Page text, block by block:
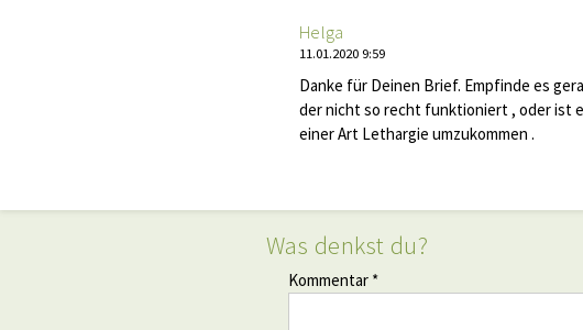
Helga
11.01.2020 9:59
Danke für Deinen Brief. Empfinde es
der nicht so recht funktioniert , oder ist
einer Art Lethargie umzukommen .
Was denkst du?
Kommentar *